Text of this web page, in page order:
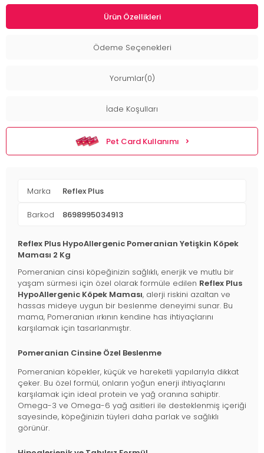
Ürün Özellikleri
Ödeme Seçenekleri
Yorumlar(0)
İade Koşulları
Pet Card Kullanımı
Marka Reflex Plus
Barkod 8698995034913
Reflex Plus HypoAllergenic Pomeranian Yetişkin Köpek
Maması 2 Kg
Pomeranian cinsi köpeğinizin sağlıklı, enerjik ve mutlu bir
yaşam sürmesi için özel olarak formüle edilen Reflex Plus
HypoAllergenic Köpek Maması, alerji riskini azaltan ve
hassas mideye uygun bir beslenme deneyimi sunar. Bu
mama, Pomeranian ırkının kendine has ihtiyaçlarını
karşılamak için tasarlanmıştır.
Pomeranian Cinsine Özel Beslenme
Pomeranian köpekler, küçük ve hareketli yapılarıyla dikkat
çeker. Bu özel formül, onların yoğun enerji ihtiyaçlarını
karşılamak için ideal protein ve yağ oranına sahiptir.
Omega-3 ve Omega-6 yağ asitleri ile desteklenmiş içeriği
sayesinde, köpeğinizin tüyleri daha parlak ve sağlıklı
görünür.